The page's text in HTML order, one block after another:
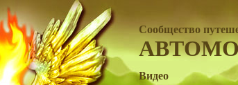
Сообщество
Видео